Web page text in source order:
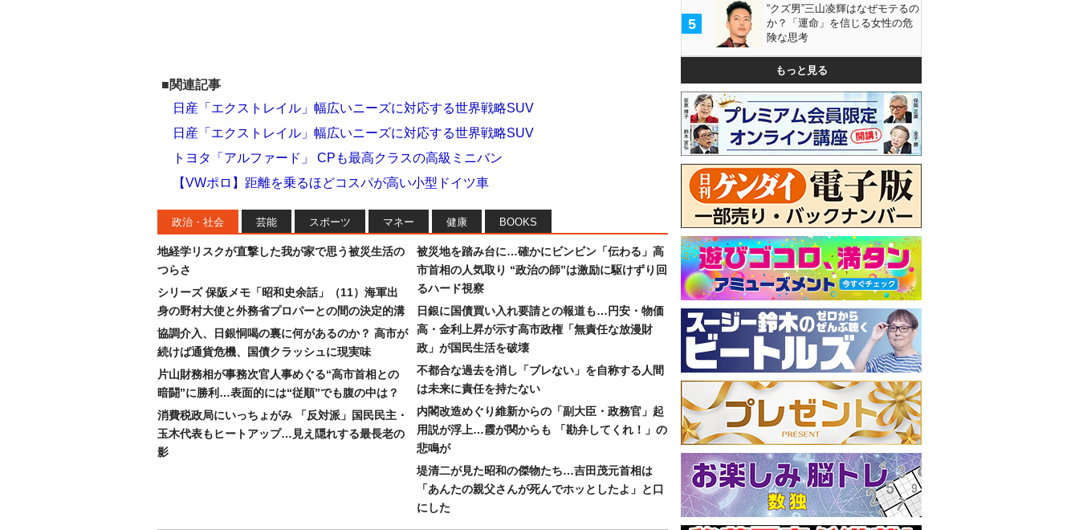
■関連記事
日産「エクストレイル」幅広いニーズに対応する世界戦略SUV
日産「エクストレイル」幅広いニーズに対応する世界戦略SUV
トヨタ「アルファード」 CPも最高クラスの高級ミニバン
【VWポロ】距離を乗るほどコスパが高い小型ドイツ車
政治・社会 芸能 スポーツ マネー 健康 BOOKS
地経学リスクが直撃した我が家で思う被災生活の
つらさ
シリーズ 保阪メモ「昭和史余話」（11）海軍出
身の野村大使と外務省プロパーとの間の決定的溝
協調介入、日銀恫喝の裏に何があるのか？ 高市が
続けば通貨危機、国債クラッシュに現実味
片山財務相が事務次官人事めぐる“高市首相との
暗闘”に勝利…表面的には“従順”でも腹の中は？
消費税政局にいっちょがみ 「反対派」国民民主・
玉木代表もヒートアップ…見え隠れする最長老の
影
被災地を踏み台に…確かにビンビン「伝わる」高
市首相の人気取り “政治の師”は激励に駆けずり回
るハード視察
日銀に国債買い入れ要請との報道も…円安・物価
高・金利上昇が示す高市政権「無責任な放漫財
政」が国民生活を破壊
不都合な過去を消し「ブレない」を自称する人間
は未来に責任を持たない
内閣改造めぐり維新からの「副大臣・政務官」起
用説が浮上…霞が関からも 「勘弁してくれ！」の
悲鳴が
堤清二が見た昭和の傑物たち…吉田茂元首相は
「あんたの親父さんが死んでホッとしたよ」と口
にした
5
“クズ男”三山凌輝はなぜモテるの
か？「運命」を信じる女性の危
険な思考
もっと見る